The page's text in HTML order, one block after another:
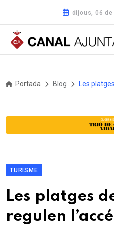
dijous, 06 de
Portada Blog
TURISME
Les platges
regulen